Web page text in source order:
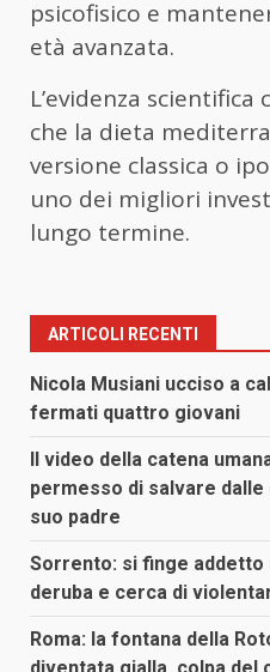
psicofisico e
età avanzata.
L’evidenza
che la dieta
versione classica o
uno dei migliori
lungo termine.
ARTICOLI RECENTI
Nicola Musiani ucciso a
fermati quattro giovani
Il video della catena
permesso di salvare dalle
suo padre
Sorrento: si finge addetto
deruba e cerca di
Roma: la fontana della
diventata gialla, colpa del